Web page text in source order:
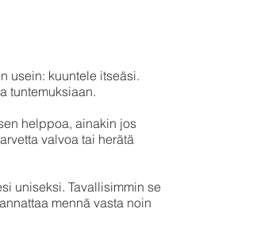
usein: kuuntele itseäsi.
tuntemuksiaan.
helppoa, ainakin jos
valvoa tai herätä
uniseksi. Tavallisimmin se
mennä vasta noin